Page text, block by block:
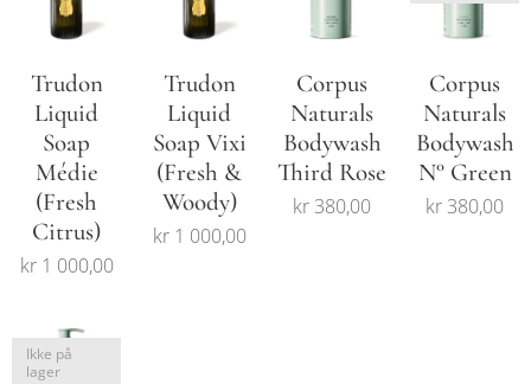
Trudon
Liquid
Soap
Médie
(Fresh
Citrus)
kr 1 000,00
Trudon
Liquid
Soap Vixi
(Fresh &
Woody)
kr 1 000,00
Corpus
Naturals
Bodywash
Third Rose
kr 380,00
Corpus
Naturals
Bodywash
N° Green
kr 380,00
Ikke på
lager